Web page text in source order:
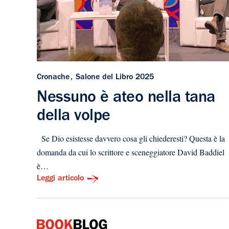
Cronache Salone del Libro 2025
Nessuno è ateo nella tana
della volpe
Se Dio esistesse davvero cosa gli chiederesti? Questa è la
domanda da cui lo scrittore e sceneggiatore David Baddiel
è…
Leggi articolo